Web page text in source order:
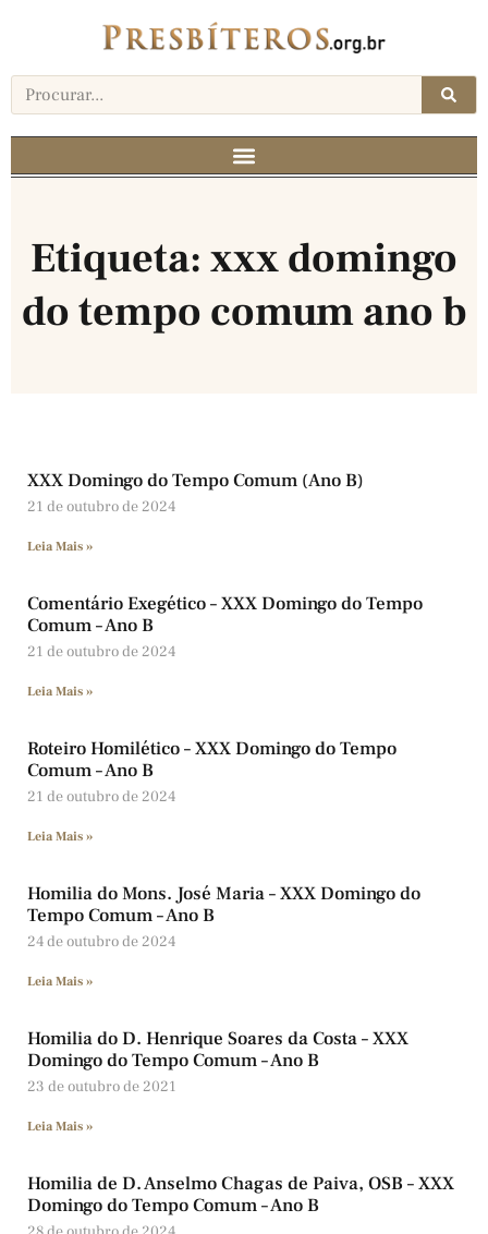
Etiqueta: xxx domingo
do tempo comum ano b
XXX Domingo do Tempo Comum (Ano B)
21 de outubro de 2024
Leia Mais »
Comentário Exegético – XXX Domingo do Tempo
Comum – Ano B
21 de outubro de 2024
Leia Mais »
Roteiro Homilético – XXX Domingo do Tempo
Comum – Ano B
21 de outubro de 2024
Leia Mais »
Homilia do Mons. José Maria – XXX Domingo do
Tempo Comum – Ano B
24 de outubro de 2024
Leia Mais »
Homilia do D. Henrique Soares da Costa – XXX
Domingo do Tempo Comum – Ano B
23 de outubro de 2021
Leia Mais »
Homilia de D. Anselmo Chagas de Paiva, OSB – XXX
Domingo do Tempo Comum – Ano B